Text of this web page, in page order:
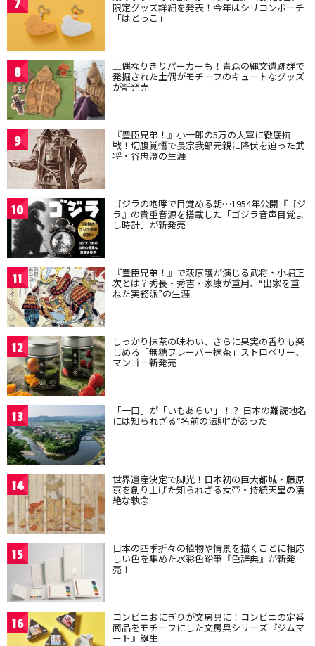
7 限定グッズ詳細を発表！今年はシリコンポーチ
「はとっこ」
8 土偶なりきりパーカーも！青森の縄文遺跡群で
発掘された土偶がモチーフのキュートなグッズ
が新発売
9 『豊臣兄弟！』小一郎の5万の大軍に徹底抗
戦！切腹覚悟で長宗我部元親に降伏を迫った武
将・谷忠澄の生涯
10 ゴジラの咆哮で目覚める朝…1954年公開『ゴジ
ラ』の貴重音源を搭載した「ゴジラ音声目覚ま
し時計」が新発売
11 『豊臣兄弟！』で萩原護が演じる武将・小堀正
次とは？秀長・秀吉・家康が重用、“出家を重
ねた実務派”の生涯
12 しっかり抹茶の味わい、さらに果実の香りも楽
しめる「無糖フレーバー抹茶」ストロベリー、
マンゴー新発売
13 「一口」が「いもあらい」！？ 日本の難読地名
には知られざる“名前の法則”があった
14 世界遺産決定で脚光！日本初の巨大都城・藤原
京を創り上げた知られざる女帝・持統天皇の凄
絶な執念
15 日本の四季折々の植物や情景を描くことに相応
しい色を集めた水彩色鉛筆『色辞典』が新発
売！
16 コンビニおにぎりが文房具に！コンビニの定番
商品をモチーフにした文房具シリーズ『ジムマ
ート』誕生